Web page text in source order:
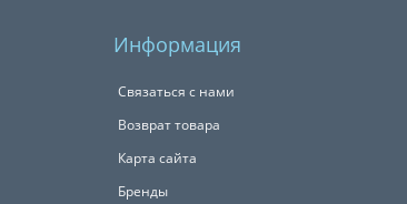
Информация
Связаться с нами
Возврат товара
Карта сайта
Бренды